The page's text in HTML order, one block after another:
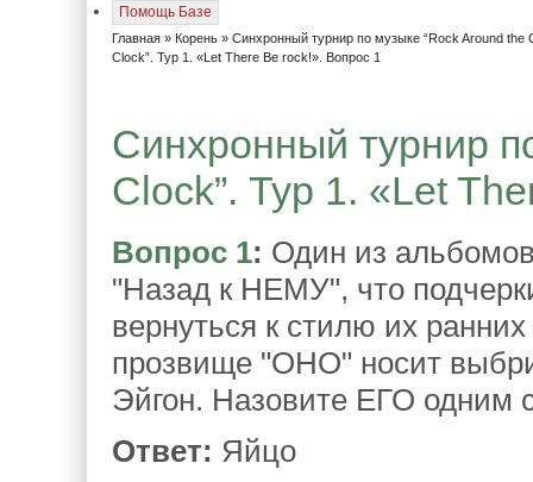
Помощь Базе
Главная » Корень » Синхронный турнир по музыке “Rock Around the
Clock”. Тур 1. «Let There Be rock!». Вопрос 1
Синхронный турнир
Clock”. Тур 1. «Let
Вопрос 1: Один из
"Назад к НЕМУ", что
вернуться к стилю их
прозвище "ОНО" носит
Эйгон. Назовите ЕГО одним
Ответ: Яйцо